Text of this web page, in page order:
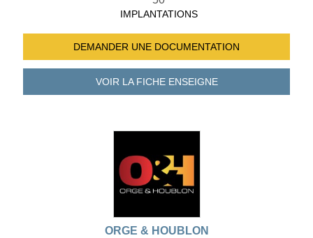
IMPLANTATIONS
DEMANDER UNE DOCUMENTATION
VOIR LA FICHEENSEIGNE
ORGE & HOUBLON